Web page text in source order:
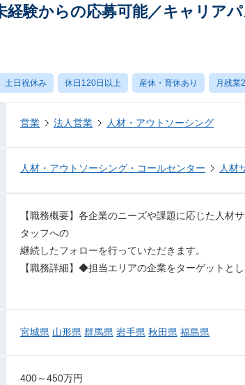
経験からの応募可能／キャリア
土日祝休み 休日120日以上 産休・育休あり 月残業
営業 法人営業 人材・アウトソーシング
人材・アウトソーシング・コールセンター 人材
【職務概要】各企業のニーズや課題に応じた人材
タッフへの
継続したフォローを行っていただきます。
【職務詳細】◆担当エリアの企業をターゲットと
宮城県 山形県 群馬県 岩手県 秋田県 福島県
400～450万円